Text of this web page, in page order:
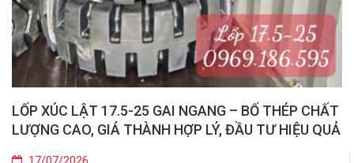
LỐP XÚC LẬT 17.5-25 GAI NGANG – BỐ THÉP CHẤT
LƯỢNG CAO, GIÁ THÀNH HỢP LÝ, ĐẦU TƯ HIỆU QUẢ
17/07/2026